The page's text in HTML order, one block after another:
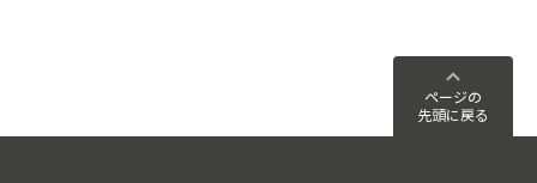
ページの
先頭に戻る